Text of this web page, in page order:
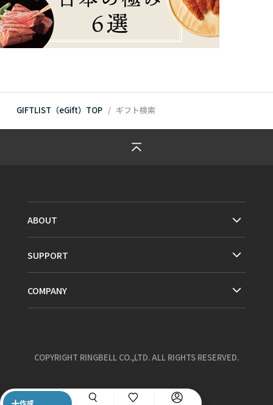
GIFTLIST（eGift）TOP ギフト検索
ABOUT
SUPPORT
COMPANY
COPYRIGHT RINGBELL CO.,LTD. ALL RIGHTS RESERVED.
作成